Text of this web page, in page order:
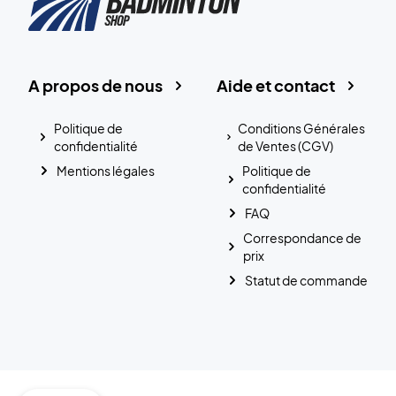
Aide et contact
Conditions Générales
de Ventes (CGV)
Politique de
confidentialité
FAQ
Correspondance de
prix
Statut de commande
A propos de nous
Politique de
confidentialité
Mentions légales